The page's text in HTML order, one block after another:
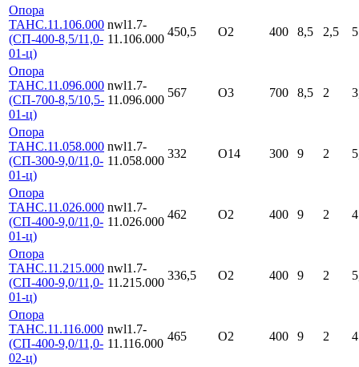
Опора
ТАНС.11.106.000
(СП-400-8,5/11,0-
01-ц)
nwl1.7-
11.106.000
450,5 О2 400 8,5 2,5 5
Опора
ТАНС.11.096.000
(СП-700-8,5/10,5-
01-ц)
nwl1.7-
11.096.000
567 О3 700 8,5 2
Опора
ТАНС.11.058.000
(СП-300-9,0/11,0-
01-ц)
nwl1.7-
11.058.000
332 О14 300 9 2
Опора
ТАНС.11.026.000
(СП-400-9,0/11,0-
01-ц)
nwl1.7-
11.026.000
462 О2 400 9 2 4
Опора
ТАНС.11.215.000
(СП-400-9,0/11,0-
01-ц)
nwl1.7-
11.215.000
336,5 О2 400 9 2
Опора
ТАНС.11.116.000
(СП-400-9,0/11,0-
02-ц)
nwl1.7-
11.116.000
465 О2 400 9 2 4